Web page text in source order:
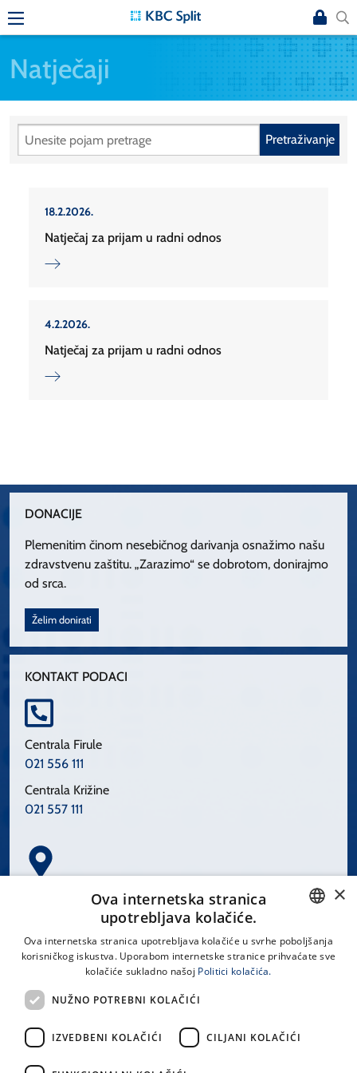
Natječaji
Pretraživanje
18.2.2026.
Natječaj za prijam u radni odnos
4.2.2026.
Natječaj za prijam u radni odnos
DONACIJE
Plemenitim činom nesebičnog darivanja osnažimo našu
zdravstvenu zaštitu. „Zarazimo“ se dobrotom, donirajmo
od srca.
Želim donirati
KONTAKT PODACI
Centrala Firule
021 556 111
Centrala Križine
021 557 111
Spinčićeva 1, 21000 Split
LINKOVI
CROATIAN
×
Ova internetska stranica
upotrebljava kolačiće.
Ova internetska stranica upotrebljava kolačiće u svrhe poboljšanja
korisničkog iskustva. Uporabom internetske stranice prihvaćate sve
kolačiće sukladno našoj Politici kolačića.
NUŽNO POTREBNI KOLAČIĆI
IZVEDBENI KOLAČIĆI CILJANI KOLAČIĆI